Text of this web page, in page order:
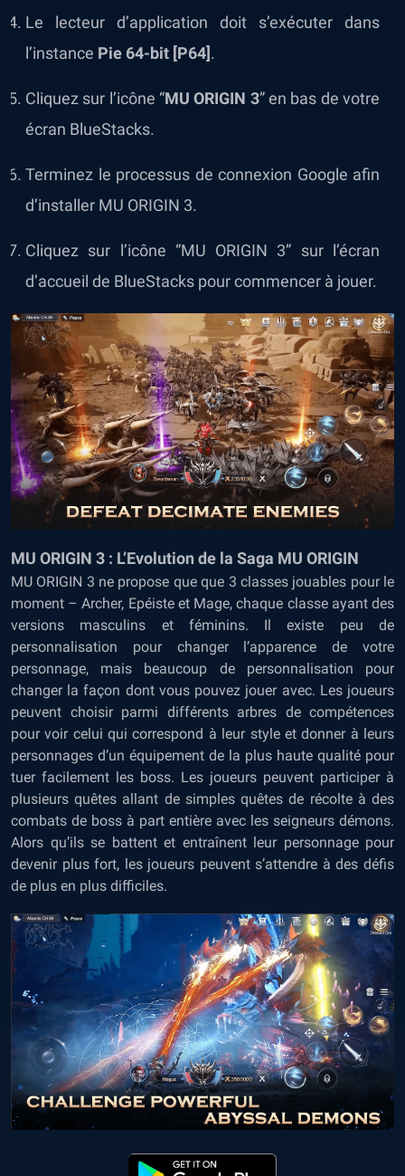
Le lecteur d’application doit s’exécuter dans
l’instance Pie 64-bit [P64].
Cliquez sur l’icône “MU ORIGIN 3” en bas de votre
écran BlueStacks.
Terminez le processus de connexion Google afin
d’installer MU ORIGIN 3.
Cliquez sur l’icône “MU ORIGIN 3” sur l’écran
d’accueil de BlueStacks pour commencer à jouer.
MU ORIGIN 3 : L’Evolution de la Saga MU ORIGIN
MU ORIGIN 3 ne propose que que 3 classes jouables pour le
moment – Archer, Epéiste et Mage, chaque classe ayant des
versions masculins et féminins. Il existe peu de
personnalisation pour changer l’apparence de votre
personnage, mais beaucoup de personnalisation pour
changer la façon dont vous pouvez jouer avec. Les joueurs
peuvent choisir parmi différents arbres de compétences
pour voir celui qui correspond à leur style et donner à leurs
personnages d’un équipement de la plus haute qualité pour
tuer facilement les boss. Les joueurs peuvent participer à
plusieurs quêtes allant de simples quêtes de récolte à des
combats de boss à part entière avec les seigneurs démons.
Alors qu’ils se battent et entraînent leur personnage pour
devenir plus fort, les joueurs peuvent s’attendre à des défis
de plus en plus difficiles.